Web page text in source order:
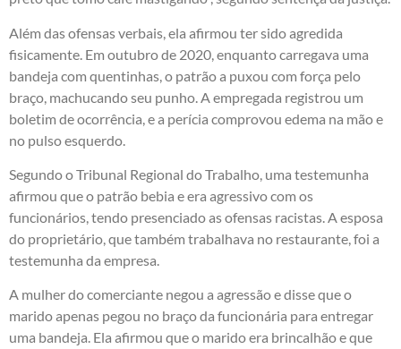
Além das ofensas verbais, ela afirmou ter sido agredida
fisicamente. Em outubro de 2020, enquanto carregava uma
bandeja com quentinhas, o patrão a puxou com força pelo
braço, machucando seu punho. A empregada registrou um
boletim de ocorrência, e a perícia comprovou edema na mão e
no pulso esquerdo.
Segundo o Tribunal Regional do Trabalho, uma testemunha
afirmou que o patrão bebia e era agressivo com os
funcionários, tendo presenciado as ofensas racistas. A esposa
do proprietário, que também trabalhava no restaurante, foi a
testemunha da empresa.
A mulher do comerciante negou a agressão e disse que o
marido apenas pegou no braço da funcionária para entregar
uma bandeja. Ela afirmou que o marido era brincalhão e que